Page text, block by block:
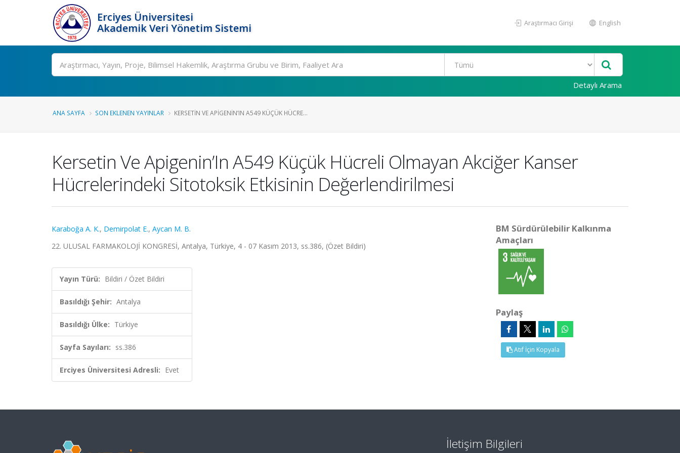
Erciyes Üniversitesi
Akademik Veri Yönetim Sistemi
Araştırmacı Girişi English
Ara
Detaylı Arama
ANA SAYFA SON EKLENEN YAYINLAR KERSETIN VE APIGENIN’IN A549 KÜÇÜK HÜCRE...
Kersetin Ve Apigenin’In A549 Küçük Hücreli Olmayan Akciğer Kanser
Hücrelerindeki Sitotoksik Etkisinin Değerlendirilmesi
Karaboğa A. K., Demirpolat E., Aycan M. B.
22. ULUSAL FARMAKOLOJİ KONGRESİ, Antalya, Türkiye, 4 - 07 Kasım 2013, ss.386, (Özet Bildiri)
Yayın Türü: Bildiri / Özet Bildiri
Basıldığı Şehir: Antalya
Basıldığı Ülke: Türkiye
Sayfa Sayıları: ss.386
Erciyes Üniversitesi Adresli: Evet
BM Sürdürülebilir Kalkınma
Amaçları
Paylaş
Atıf İçin Kopyala
İletişim Bilgileri